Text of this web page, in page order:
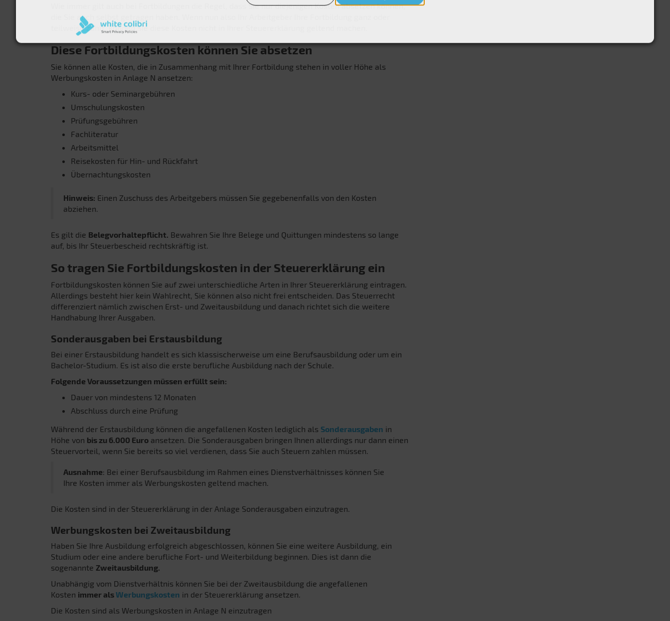
Wie immer gilt auch bei Fortbildungen die Regel, dass Sie nur diejenigen Kosten absetzen können,
die Sie auch selbst getragen haben. Wenn nun also Ihr Arbeitgeber Ihre Fortbildung ganz oder
teilweise zahlt, können Sie diese Kosten nicht in Ihrer Steuererklärung geltend machen.
Diese Fortbildungskosten können Sie absetzen
Sie können alle Kosten, die in Zusammenhang mit Ihrer Fortbildung stehen in voller Höhe als
Werbungskosten in Anlage N ansetzen:
Kurs- oder Seminargebühren
Umschulungskosten
Prüfungsgebühren
Fachliteratur
Arbeitsmittel
Reisekosten für Hin- und Rückfahrt
Übernachtungskosten
Hinweis: Einen Zuschuss des Arbeitgebers müssen Sie gegebenenfalls von den Kosten
abziehen.
Es gilt die Belegvorhaltepflicht. Bewahren Sie Ihre Belege und Quittungen mindestens so lange
auf, bis Ihr Steuerbescheid rechtskräftig ist.
So tragen Sie Fortbildungskosten in der Steuererklärung ein
Fortbildungskosten können Sie auf zwei unterschiedliche Arten in Ihrer Steuererklärung eintragen.
Allerdings besteht hier kein Wahlrecht, Sie können also nicht frei entscheiden. Das Steuerrecht
differenziert nämlich zwischen Erst- und Zweitausbildung und danach richtet sich die weitere
Handhabung Ihrer Ausgaben.
Sonderausgaben bei Erstausbildung
Bei einer Erstausbildung handelt es sich klassischerweise um eine Berufsausbildung oder um ein
Bachelor-Studium. Es ist also die erste berufliche Ausbildung nach der Schule.
Folgende Voraussetzungen müssen erfüllt sein:
Dauer von mindestens 12 Monaten
Abschluss durch eine Prüfung
Während der Erstausbildung können die angefallenen Kosten lediglich als Sonderausgaben in
Höhe von bis zu 6.000 Euro ansetzen. Die Sonderausgaben bringen Ihnen allerdings nur dann einen
Steuervorteil, wenn Sie bereits so viel verdienen, dass Sie auch Steuern zahlen müssen.
Ausnahme: Bei einer Berufsausbildung im Rahmen eines Dienstverhältnisses können Sie
Ihre Kosten immer als Werbungskosten geltend machen.
Die Kosten sind in der Steuererklärung in der Anlage Sonderausgaben einzutragen.
Werbungskosten bei Zweitausbildung
Haben Sie Ihre Ausbildung erfolgreich abgeschlossen, können Sie eine weitere Ausbildung, ein
Studium oder eine andere berufliche Fort- und Weiterbildung beginnen. Dies ist dann die
sogenannte Zweitausbildung.
Unabhängig vom Dienstverhältnis können Sie bei der Zweitausbildung die angefallenen
Kosten immer alsWerbungskosten in der Steuererklärung ansetzen.
Die Kosten sind als Werbungskosten in Anlage N einzutragen